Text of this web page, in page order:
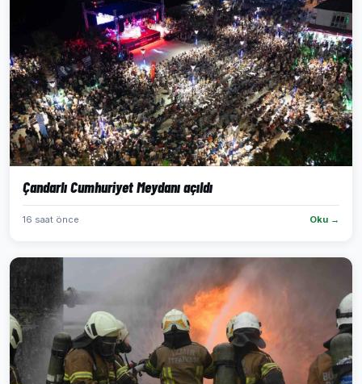
Çandarlı Cumhuriyet Meydanı açıldı
16 saat önce Oku →